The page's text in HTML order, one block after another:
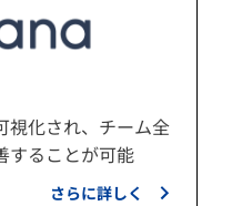
視化され、チーム全
することが可能
さらに詳しく